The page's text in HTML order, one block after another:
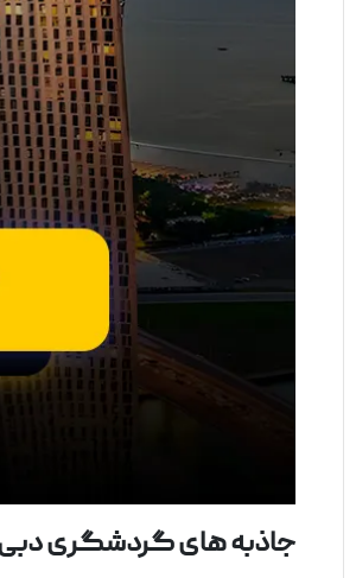
جاذبه‌های گردشگری دبی